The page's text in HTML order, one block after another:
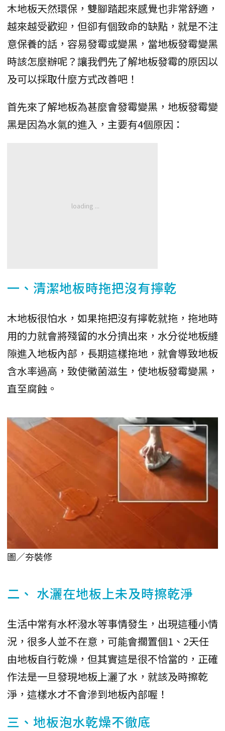
木地板天然環保，雙腳踏起來感覺也非常舒適，
越來越受歡迎，但卻有個致命的缺點，就是不注
意保養的話，容易發霉或變黑，當地板發霉變黑
時該怎麼辦呢？讓我們先了解地板發霉的原因以
及可以採取什麼方式改善吧！
首先來了解地板為甚麼會發霉變黑，地板發霉變
黑是因為水氣的進入，主要有4個原因：
一、清潔地板時拖把沒有擰乾
木地板很怕水，如果拖把沒有擰乾就拖，拖地時
用的力就會將殘留的水分擠出來，水分從地板縫
隙進入地板內部，長期這樣拖地，就會導致地板
含水率過高，致使黴菌滋生，使地板發霉變黑，
直至腐蝕。
圖／夯裝修
二、 水灑在地板上未及時擦乾淨
生活中常有水杯潑水等事情發生，出現這種小情
況，很多人並不在意，可能會擱置個1、2天任
由地板自行乾燥，但其實這是很不恰當的，正確
作法是一旦發現地板上灑了水，就該及時擦乾
淨，這樣水才不會滲到地板內部喔！
三、地板泡水乾燥不徹底